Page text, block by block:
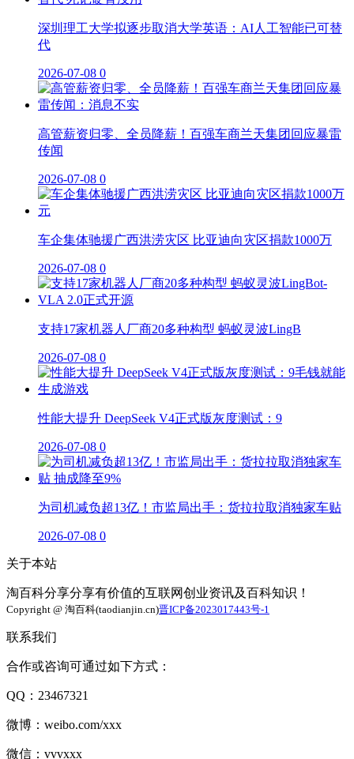
深圳理工大学拟逐步取消大学英语：AI人工智能已可替
代
2026-07-08 0
高管薪资归零、全员降薪！百强车商兰天集团回应暴雷
传闻
2026-07-08 0
车企集体驰援广西洪涝灾区 比亚迪向灾区捐款1000万
2026-07-08 0
支持17家机器人厂商20多种构型 蚂蚁灵波LingB
2026-07-08 0
性能大提升 DeepSeek V4正式版灰度测试：9
2026-07-08 0
为司机减负超13亿！市监局出手：货拉拉取消独家车贴
2026-07-08 0
关于本站
淘百科分享分享有价值的互联网创业资讯及百科知识！
Copyright @ 淘百科(taodianjin.cn)晋ICP备2023017443号-1
联系我们
合作或咨询可通过如下方式：
QQ：23467321
微博：weibo.com/xxx
微信：vvvxxx